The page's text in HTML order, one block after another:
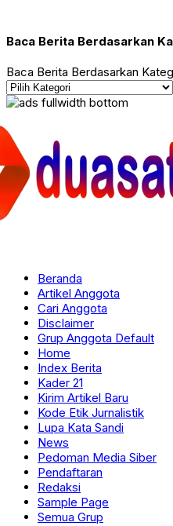
Baca Berita Berdasarkan
Baca Berita Berdasarkan
Beranda
Artikel Anggota
Cari Anggota
Disclaimer
Grup Anggota Default
Home
Index Berita
Kader 21
Kirim Artikel Baru
Kode Etik Jurnalistik
Lupa Kata Sandi
News
Pedoman Media Siber
Pendaftaran
Redaksi
Sample Page
Semua Grup